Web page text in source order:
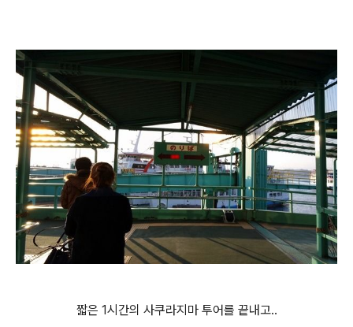
짧은 1시간의 사쿠라지마 투어를 끝내고..